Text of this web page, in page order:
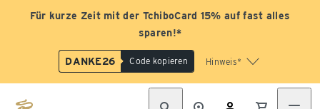
Für kurze Zeit mit der TchiboCard 15% auf fast alles
sparen!*
DANKE26 Code kopieren Hinweis*